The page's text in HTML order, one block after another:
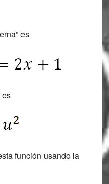
es
es
función usando la